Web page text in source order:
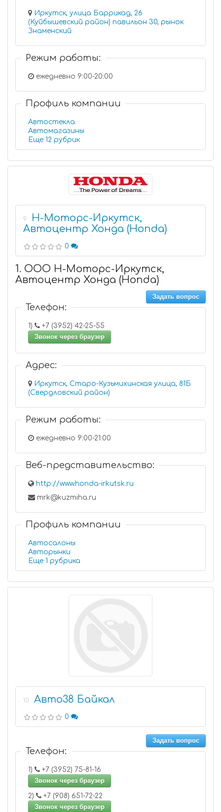
Иркутск, улица Баррикад, 26
(Куйбышевский район) павильон 30, рынок
Знаменский
Режим работы:
ежедневно 9:00-20:00
Профиль компании
Автостекла
Автомагазины
Еще 12 рубрик
9
Н-Моторс-Иркутск,
Автоцентр Хонда (Honda)
0
1. ООО Н-Моторс-Иркутск,
Автоцентр Хонда (Honda)
Задать вопрос
Телефон:
1)
+7 (3952) 42-25-55
Звонок через браузер
Адрес:
Иркутск, Старо-Кузьмихинская улица, 81Б
(Свердловский район)
Режим работы:
ежедневно 9:00-21:00
Веб-представительство:
http://www.honda-irkutsk.ru
mrk@kuzmiha.ru
Профиль компании
Автосалоны
Авторынки
Еще 1 рубрика
10 Авто38 Байкал
0
Задать вопрос
Телефон:
1)
+7 (3952) 75-81-16
Звонок через браузер
2)
+7 (908) 651-72-22
Звонок через браузер